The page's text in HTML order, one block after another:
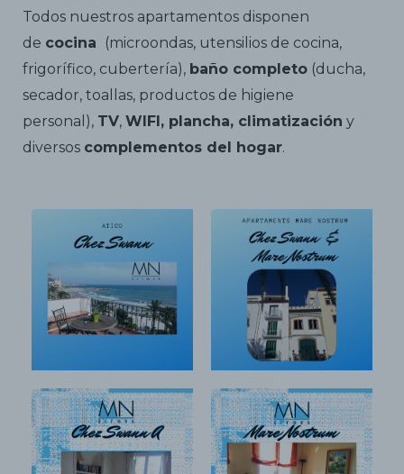
Todos nuestros apartamentos disponen
de cocina
(microondas, utensilios de cocina,
frigorífico, cubertería), baño completo (ducha,
secador, toallas, productos de higiene
personal), TV, WIFI, plancha, climatización y
diversos complementos del hogar.